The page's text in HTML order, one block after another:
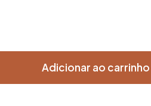
Adicionar ao carrinho